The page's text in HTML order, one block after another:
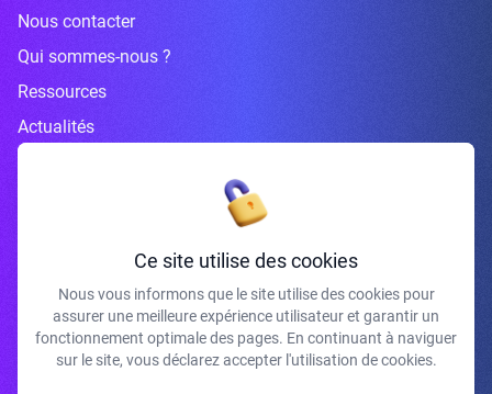
Nous contacter
Qui sommes-nous ?
Ressources
Actualités
Inscrivez-vous à la newsletter
J'accepte de recevoir vos e-mails et confirme avoir pris connaissance de
votre politique de confidentialité et mentions légales.
Ce site utilise des cookies
Nous vous informons que le site utilise des cookies pour
assurer une meilleure expérience utilisateur et garantir un
fonctionnement optimale des pages. En continuant à naviguer
sur le site, vous déclarez accepter l'utilisation de cookies.